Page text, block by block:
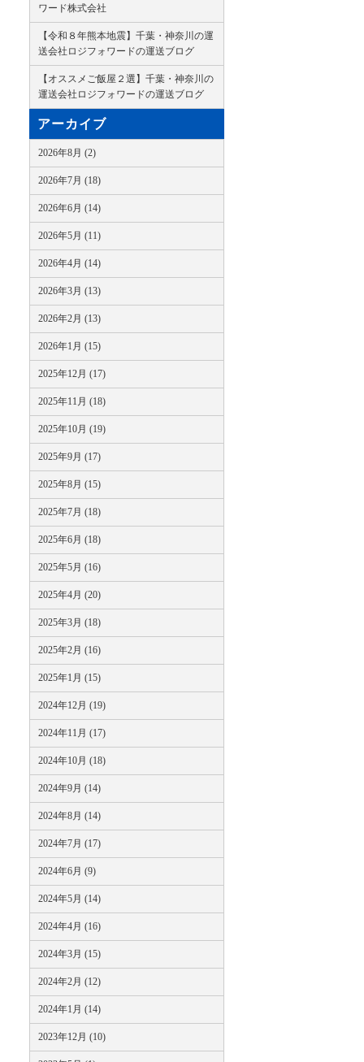
ワード株式会社
【令和８年熊本地震】千葉・神奈川の運
送会社ロジフォワードの運送ブログ
【オススメご飯屋２選】千葉・神奈川の
運送会社ロジフォワードの運送ブログ
アーカイブ
2026年8月 (2)
2026年7月 (18)
2026年6月 (14)
2026年5月 (11)
2026年4月 (14)
2026年3月 (13)
2026年2月 (13)
2026年1月 (15)
2025年12月 (17)
2025年11月 (18)
2025年10月 (19)
2025年9月 (17)
2025年8月 (15)
2025年7月 (18)
2025年6月 (18)
2025年5月 (16)
2025年4月 (20)
2025年3月 (18)
2025年2月 (16)
2025年1月 (15)
2024年12月 (19)
2024年11月 (17)
2024年10月 (18)
2024年9月 (14)
2024年8月 (14)
2024年7月 (17)
2024年6月 (9)
2024年5月 (14)
2024年4月 (16)
2024年3月 (15)
2024年2月 (12)
2024年1月 (14)
2023年12月 (10)